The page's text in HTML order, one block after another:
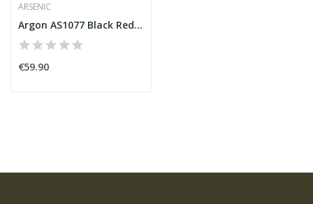
ARSENIC
Argon AS1077 Black Red Dot Sight [Arsenic]
€59.90